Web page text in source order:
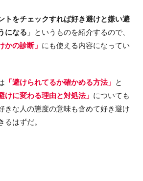
トをチェックすれば好き避けと嫌い避
になる 」というものを紹介するので、
かの診断」 にも使える内容になってい
「避けられてるか確かめる方法」 と
けに変わる理由と対処法」 についても
きな人の態度の意味も含めて好き避け
るはずだ。